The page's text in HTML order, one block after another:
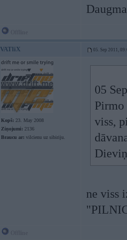
VATliX 05. Sep 2011,
Kopš: 23. May 2008
Ziņojumi: 2136
Braucu ar: vilcienu uz sibiriju.
05
Pirmo
viss,
ne viss